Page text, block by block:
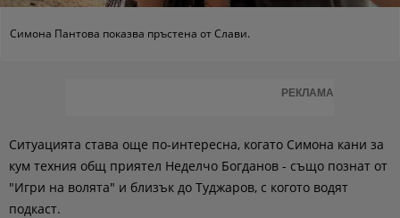
Симона Пантова показва пръстена от Слави.
РЕКЛАМА
Ситуацията става още по-интересна, когато Симона кани за
кум техния общ приятел Неделчо Богданов - също познат от
"Игри на волята" и близък до Туджаров, с когото водят
подкаст.